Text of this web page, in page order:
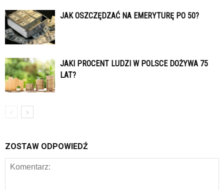
JAK OSZCZĘDZAĆ NA EMERYTURĘ PO 50?
JAKI PROCENT LUDZI W POLSCE DOŻYWA 75
LAT?
ZOSTAW ODPOWIEDŹ